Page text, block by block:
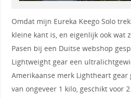
Omdat mijn Eureka Keego Solo
kleine kant is, en eigenlijk ook wat
Pasen bij een Duitse webshop
Lightweight gear een
Amerikaanse merk Lightheart
van ongeveer 1 kilo, geschikt voor 2…